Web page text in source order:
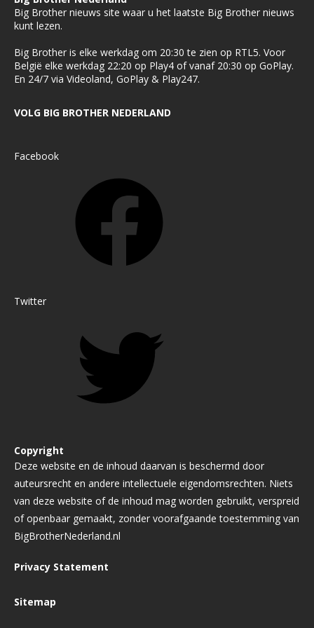
Big Brother nieuws site waar u het laatste Big Brother nieuws
kunt lezen.
Big Brother is elke werkdag om 20:30 te zien op RTL5. Voor
België elke werkdag 22:20 op Play4 of vanaf 20:30 op GoPlay.
En 24/7 via Videoland, GoPlay & Play247.
VOLG BIG BROTHER NEDERLAND
Facebook
Twitter
Copyright
Deze website en de inhoud daarvan is beschermd door
auteursrecht en andere intellectuele eigendomsrechten. Niets
van deze website of de inhoud mag worden gebruikt, verspreid
of openbaar gemaakt, zonder voorafgaande toestemming van
BigBrotherNederland.nl
Privacy Statement
Sitemap